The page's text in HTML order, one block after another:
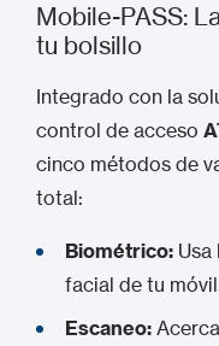
Mobile-PASS:
tu bolsillo
Integrado con la
control de acceso
cinco métodos de
total:
Biométrico:
facial de tu
Escaneo: